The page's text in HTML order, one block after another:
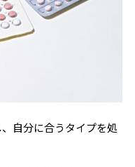
自分に合うタイプを処